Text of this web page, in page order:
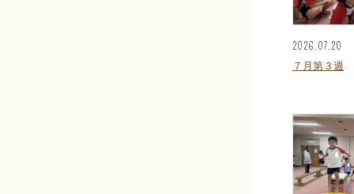
2026.07.20
７月第３週